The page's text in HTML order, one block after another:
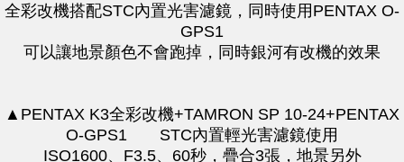
全彩改機搭配STC內置光害濾鏡，同時使用PENTAX O-
GPS1
可以讓地景顏色不會跑掉，同時銀河有改機的效果
▲PENTAX K3全彩改機+TAMRON SP 10-24+PENTAX
O-GPS1 STC內置輕光害濾鏡使用
ISO1600、F3.5、60秒，疊合3張，地景另外